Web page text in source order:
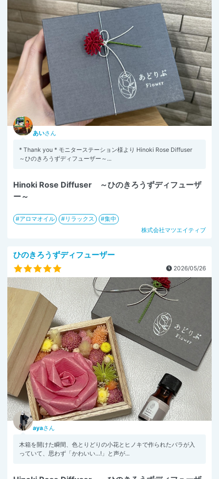
あいさん
* Thank you * モニターステーション様より Hinoki Rose Diffuser
～ひのきろうずディフューザー～...
Hinoki Rose Diffuser ～ひのきろうずディフューザ
ー～
アロマオイル リラックス
集中
株式会社マツエイティブ
ひのきろうずディフューザー
2026/05/26
ayaさん
木箱を開けた瞬間、色とりどりの小花とヒノキで作られたバラが入
っていて、思わず「かわいい…!」と声が...